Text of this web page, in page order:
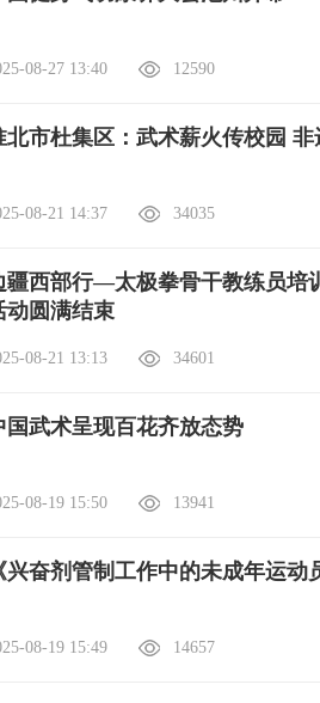
08-27 13:40 12590
北市杜集区：武术薪火传校园
08-21 14:37 34035
疆西部行—太极拳骨干教练员培
动圆满结束
08-21 13:13 34601
国武术呈现百花齐放态势
08-19 15:50 13941
兴奋剂管制工作中的未成年运
08-19 15:49 14657